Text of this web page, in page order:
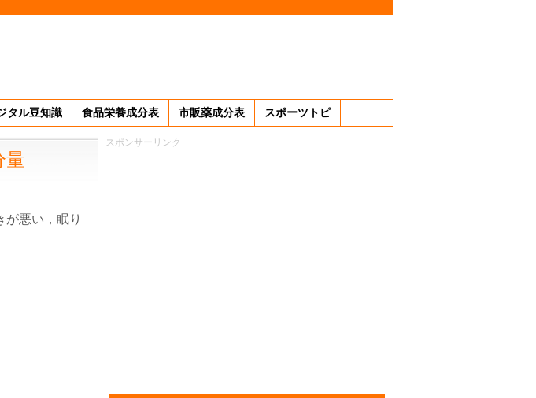
タル豆知識 食品栄養成分表 市販薬成分表 スポーツトピ
量
が悪い，眠り
スポンサーリンク